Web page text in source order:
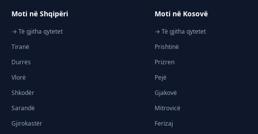
Moti në Shqipëri
→ Të gjitha qytetet
Tiranë
Durrës
Vlorë
Shkodër
Sarandë
Gjirokastër
Moti në Kosovë
→ Të gjitha qytetet
Prishtinë
Prizren
Pejë
Gjakovë
Mitrovicë
Ferizaj